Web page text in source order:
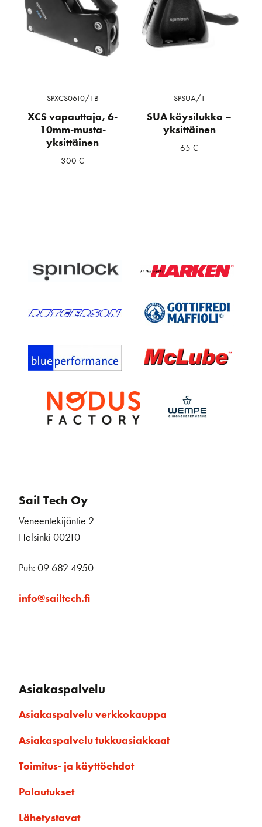
SPXCS0610/1B
XCS vapauttaja, 6-
10mm-musta-
yksittäinen
300€
SPSUA/1
SUA köysilukko –
yksittäinen
65€
Sail Tech Oy
Veneentekijäntie 2
Helsinki 00210
Puh: 09 682 4950
info@sailtech.fi
Asiakaspalvelu
Asiakaspalvelu verkkokauppa
Asiakaspalvelu tukkuasiakkaat
Toimitus- ja käyttöehdot
Palautukset
Lähetystavat